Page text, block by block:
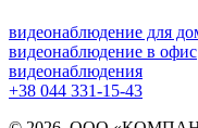
видеонаблюдение для
видеонаблюдение в офис
видеонаблюдения
+38 044 331-15-43